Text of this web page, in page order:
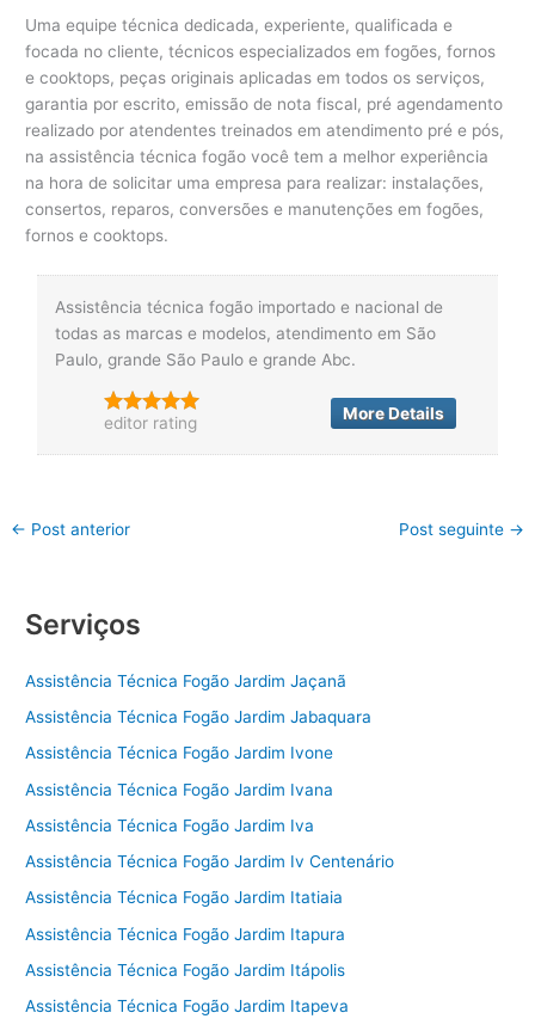
Uma equipe técnica dedicada, experiente, qualificada e
focada no cliente, técnicos especializados em fogões, fornos
e cooktops, peças originais aplicadas em todos os serviços,
garantia por escrito, emissão de nota fiscal, pré agendamento
realizado por atendentes treinados em atendimento pré e pós,
na assistência técnica fogão você tem a melhor experiência
na hora de solicitar uma empresa para realizar: instalações,
consertos, reparos, conversões e manutenções em fogões,
fornos e cooktops.
Assistência técnica fogão importado e nacional de
todas as marcas e modelos, atendimento em São
Paulo, grande São Paulo e grande Abc.
editor rating More Details
← Post anterior Post seguinte →
Serviços
Assistência Técnica Fogão Jardim Jaçanã
Assistência Técnica Fogão Jardim Jabaquara
Assistência Técnica Fogão Jardim Ivone
Assistência Técnica Fogão Jardim Ivana
Assistência Técnica Fogão Jardim Iva
Assistência Técnica Fogão Jardim Iv Centenário
Assistência Técnica Fogão Jardim Itatiaia
Assistência Técnica Fogão Jardim Itapura
Assistência Técnica Fogão Jardim Itápolis
Assistência Técnica Fogão Jardim Itapeva